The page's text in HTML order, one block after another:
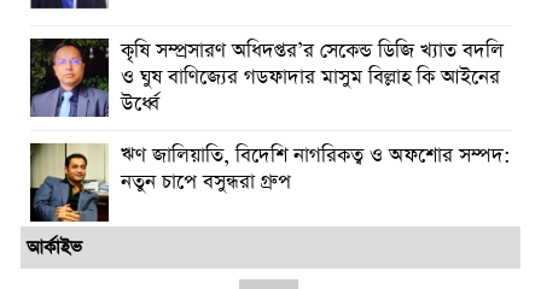
কৃষি সম্প্রসারণ অধিদপ্তর’র সেকেন্ড ডিজি খ্যাত বদলি
ও ঘুষ বাণিজ্যের গডফাদার মাসুম বিল্লাহ কি আইনের
উর্ধ্বে
ঋণ জালিয়াতি, বিদেশি নাগরিকত্ব ও অফশোর সম্পদ:
নতুন চাপে বসুন্ধরা গ্রুপ
আর্কাইভ